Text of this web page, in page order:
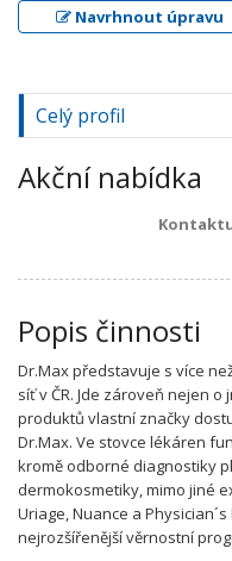
Navrhnout úpravu
Celý profil
Akční nabídka
Popis činnosti
Dr.Max představuje s více
síť v ČR. Jde zároveň nejen
produktů vlastní značky
Dr.Max. Ve stovce lékáren
kromě odborné diagnostiky
dermokosmetiky, mimo jiné
Uriage, Nuance a
nejrozšířenější věrnostní